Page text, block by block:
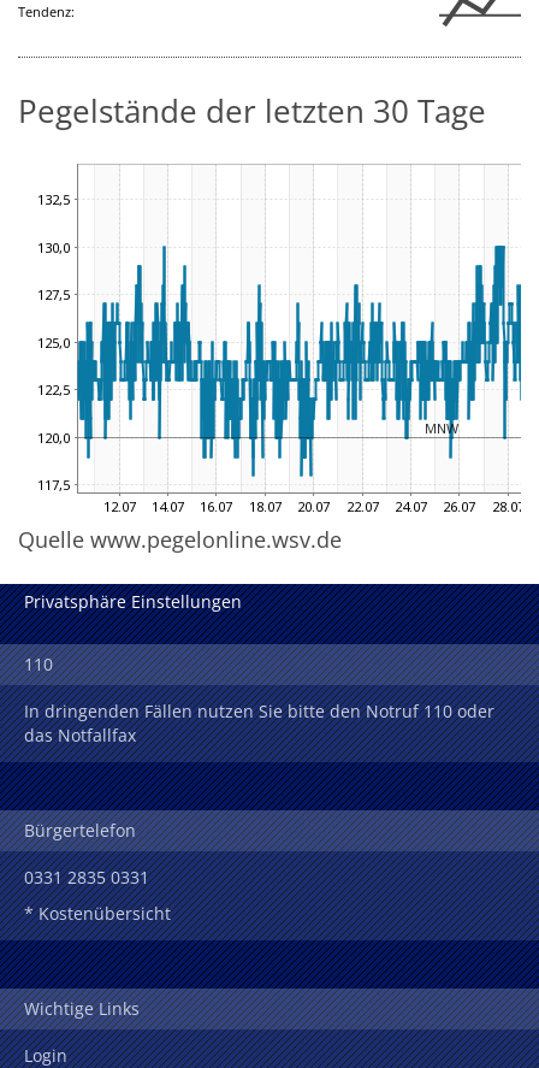
Tendenz:
Pegelstände der letzten 30 Tage
Quelle www.pegelonline.wsv.de
Privatsphäre Einstellungen
110
In dringenden Fällen nutzen Sie bitte den Notruf 110 oder
das Notfallfax
Bürgertelefon
0331 2835 0331
* Kostenübersicht
Wichtige Links
Login